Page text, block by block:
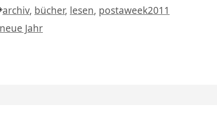
Schlagwörter
archiv, bücher, lesen, postaweek2011
Jahr